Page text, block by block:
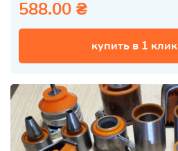
588.00 ₴
купить в 1 клик